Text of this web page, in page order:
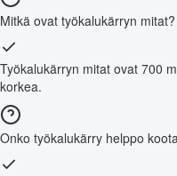
Mitkä ovat työkalukärryn mitat?
Työkalukärryn mitat ovat 700
korkea.
Onko työkalukärry helppo